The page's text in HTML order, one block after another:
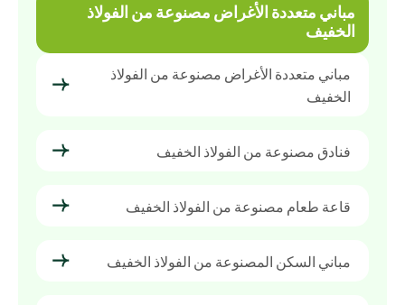
مباني متعددة الأغراض مصنوعة من الفولاذ
الخفيف
مباني متعددة الأغراض مصنوعة من الفولاذ
الخفيف
فنادق مصنوعة من الفولاذ الخفيف
قاعة طعام مصنوعة من الفولاذ الخفيف
مباني السكن المصنوعة من الفولاذ الخفيف